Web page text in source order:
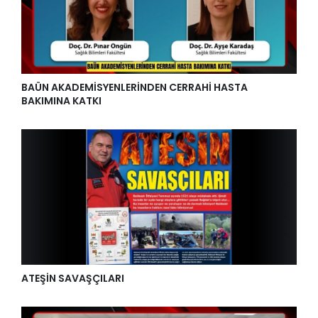
BAÜN AKADEMİSYENLERİNDEN CERRAHİ HASTA
BAKIMINA KATKI
ATEŞİN SAVAŞÇILARI